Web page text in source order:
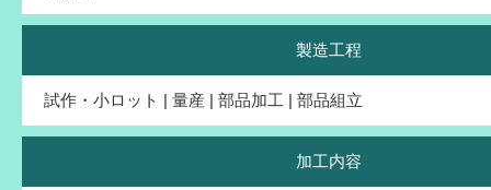
製造工程
試作・小ロット | 量産 | 部品加工 | 部品組立
加工内容